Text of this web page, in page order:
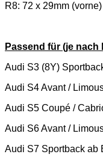
R8: 72 x 29mm
Passend für (je nach
Audi S3 (8Y)
Audi S4 Avant /
Audi S5 Coupé /
Audi S6 Avant /
Audi S7 Sportback ab